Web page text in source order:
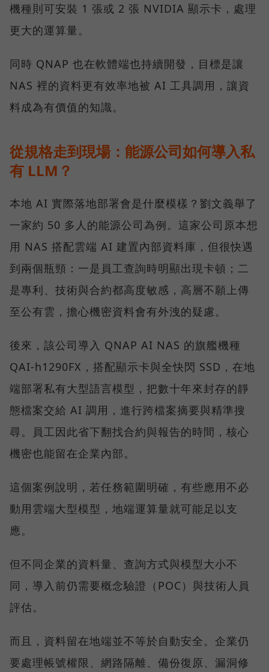
機種則可安裝 1 張或 2 張 NVIDIA 顯示卡，處理
更大的運算量。
同時 QNAP 也在軟體端也持續開發，目標是讓
NAS 裡的資料更有效率地被 AI 工具調用，讓資
料成為有價值的知識。
從規格走到現場：能源公司如何導入私
有 LLM？
本地 AI 實際落地部署會是什麼模樣？劉文義舉了
一家約 50 多人的能源公司為例。這家公司原本想
用 NAS 搭配雲端 AI 建置內部資料庫，但很快遇
到兩個瓶頸：一是員工查詢時明顯出現卡頓；二
是專利、技術與合約都高度敏感，高層不願上傳
至公有雲，擔心機密資料會有外洩的疑慮。
後來，該公司導入 QNAP AI NAS 的旗艦機種
QAI-h1290FX，搭配顯示卡與全快閃 SSD，在地
端部署私有大型語言模型，把數十年來封存的靜
態檔案交給 AI 調用，進行跨檔案摘要與精準搜
尋。員工因此省下翻找合約與報告的時間，核心
機密也能留在企業內部。
這個案例說明，若任務範圍明確，有些應用不必
動用雲端大型模型，地端運算量就可能足以支
應。
但不同企業的資料量、查詢方式與模型大小不
同，導入前仍需要概念驗證（POC）與技術人員
評估。
而且，資料留在地端並不等於自動安全。企業仍
要處理帳號權限、網路隔離、備份復原、漏洞修